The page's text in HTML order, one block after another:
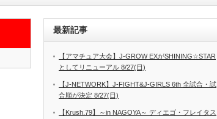
最新記事
【アマチュア大会】J-GROW EXがSHINING☆STAR
としてリニューアル 8/27(日)
【J-NETWORK】J-FIGHT&J-GIRLS 6th 全試合・試
合順が決定 8/27(日)
【Krush.79】～in NAGOYA～ ディエゴ・フレイタス